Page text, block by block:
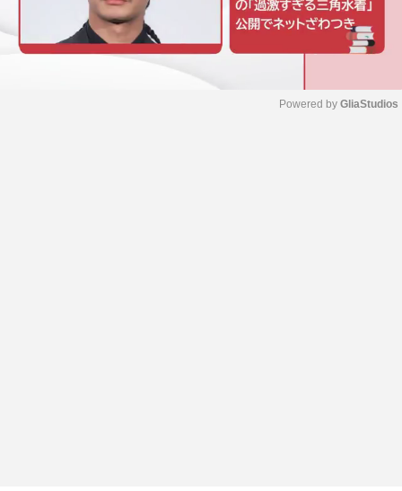
Powered by GliaStudios